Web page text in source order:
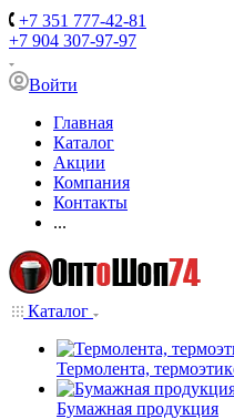
+7 351 777-42-81
+7 904 307-97-97
Войти
Главная
Каталог
Акции
Компания
Контакты
...
Каталог
Термолента,
Бумажная продукция